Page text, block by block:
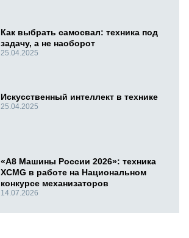
Как выбрать самосвал: техника под
задачу, а не наоборот
25.04.2025
Искусственный интеллект в технике
25.04.2025
«А8 Машины России 2026»: техника
XCMG в работе на Национальном
конкурсе механизаторов
14.07.2026